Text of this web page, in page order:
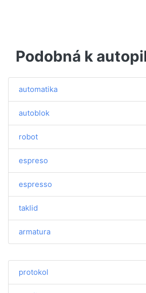
Podobná k
automatika
autoblok
robot
espreso
espresso
taklid
armatura
protokol